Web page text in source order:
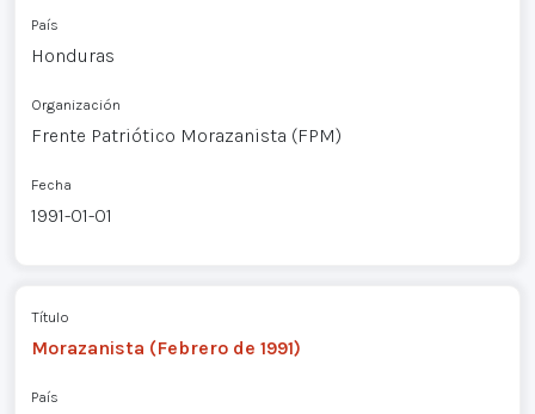
País
Honduras
Organización
Frente Patriótico Morazanista (FPM)
Fecha
1991-01-01
Título
Morazanista (Febrero de 1991)
País